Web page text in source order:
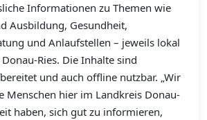
Informationen zu Themen wie
Ausbildung, Gesundheit,
und Anlaufstellen – jeweils lokal
Ries. Die Inhalte sind
und auch offline nutzbar. „Wir
Menschen hier im Landkreis Donau-
haben, sich gut zu informieren,